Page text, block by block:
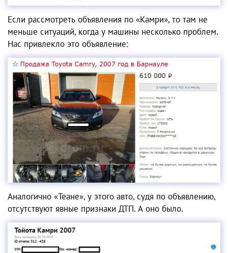
Если рассмотреть объявления по «Камри», то там не
меньше ситуаций, когда у машины несколько проблем.
Нас привлекло это объявление:
Аналогично «Теане», у этого авто, судя по объявлению,
отсутствуют явные признаки ДТП. А оно было.